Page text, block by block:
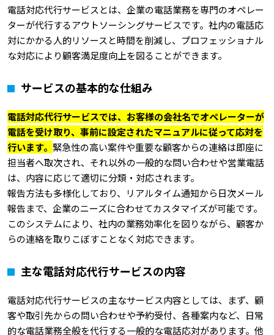
電話対応代行サービスとは、企業の電話業務を専門のオペレー
ターが代行するアウトソーシングサービスです。社内の電話応
対にかかる人的リソースと時間を削減し、プロフェッショナル
な対応により顧客満足度向上を図ることができます。
サービスの基本的な仕組み
電話対応代行サービスでは、お客様の会社名でオペレーターが
電話を受け取り、事前に設定されたマニュアルに従って応対を
行います。 緊急性の高い案件や重要な顧客からの連絡は即座に
担当者へ取次され、それ以外の一般的な問い合わせや営業電話
は、内容に応じて適切に分類・対応されます。
報告方法も多様化しており、リアルタイム通知から日次メール
報告まで、企業のニーズに合わせてカスタマイズが可能です。
このシステムにより、社内の業務効率化を図りながら、顧客か
らの連絡を取りこぼすことなく対応できます。
主な電話対応代行サービスの内容
電話対応代行サービスの主なサービス内容としては、まず、顧
客や取引先からの問い合わせや予約受付、各種案内など、日常
的な電話業務全般を代行する一般的な電話応対があります。他